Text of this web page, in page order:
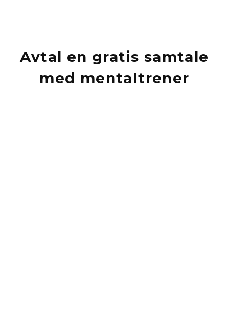
Avtal en gratis samtale
med mentaltrener